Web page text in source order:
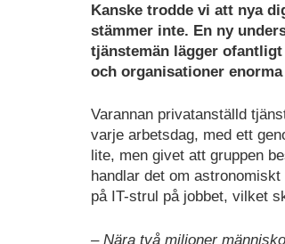
Kanske trodde vi att nya
stämmer inte. En ny
tjänstemän lägger
och organisationer enorma
Varannan privatanställd
varje arbetsdag, med ett
lite, men givet att gruppen
handlar det om
på IT-strul på jobbet, vilket
– Nära två miljoner